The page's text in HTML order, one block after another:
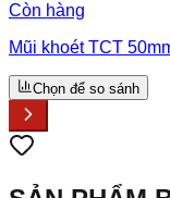
Còn hàng
Mũi khoét TCT
Chọn để so sánh